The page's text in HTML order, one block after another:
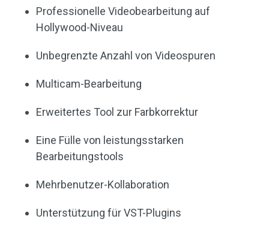
Professionelle Videobearbeitung auf
Hollywood-Niveau
Unbegrenzte Anzahl von Videospuren
Multicam-Bearbeitung
Erweitertes Tool zur Farbkorrektur
Eine Fülle von leistungsstarken
Bearbeitungstools
Mehrbenutzer-Kollaboration
Unterstützung für VST-Plugins